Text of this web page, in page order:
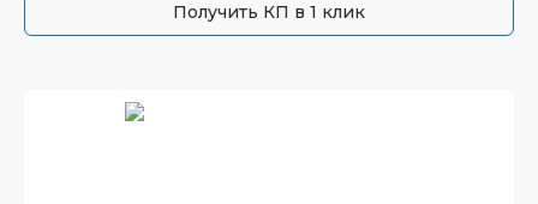
Получить КП в 1 клик